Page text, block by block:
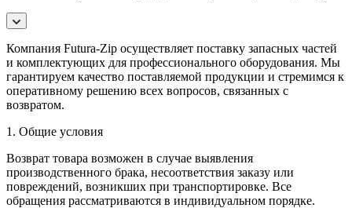
Компания Futura-Zip осуществляет поставку запасных частей
и комплектующих для профессионального оборудования. Мы
гарантируем качество поставляемой продукции и стремимся к
оперативному решению всех вопросов, связанных с
возвратом.
1. Общие условия
Возврат товара возможен в случае выявления
производственного брака, несоответствия заказу или
повреждений, возникших при транспортировке. Все
обращения рассматриваются в индивидуальном порядке.